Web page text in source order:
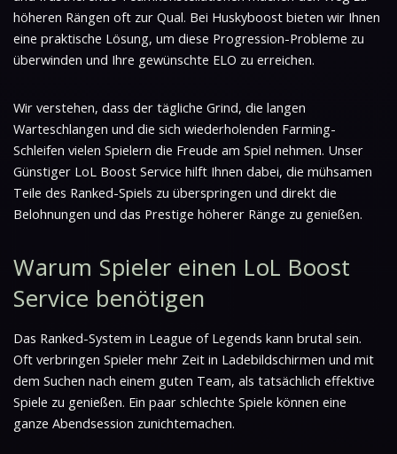
höheren Rängen oft zur Qual. Bei Huskyboost bieten wir Ihnen
eine praktische Lösung, um diese Progression-Probleme zu
überwinden und Ihre gewünschte ELO zu erreichen.
Wir verstehen, dass der tägliche Grind, die langen
Warteschlangen und die sich wiederholenden Farming-
Schleifen vielen Spielern die Freude am Spiel nehmen. Unser
Günstiger LoL Boost Service hilft Ihnen dabei, die mühsamen
Teile des Ranked-Spiels zu überspringen und direkt die
Belohnungen und das Prestige höherer Ränge zu genießen.
Warum Spieler einen LoL Boost
Service benötigen
Das Ranked-System in League of Legends kann brutal sein.
Oft verbringen Spieler mehr Zeit in Ladebildschirmen und mit
dem Suchen nach einem guten Team, als tatsächlich effektive
Spiele zu genießen. Ein paar schlechte Spiele können eine
ganze Abendsession zunichtemachen.